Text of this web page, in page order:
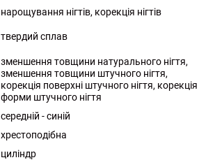
нарощування нігтів, корекція нігтів
твердий сплав
зменшення товщини натурального нігтя,
зменшення товщини штучного нігтя,
корекція поверхні штучного нігтя, корекція
форми штучного нігтя
середній - синій
хрестоподібна
циліндр